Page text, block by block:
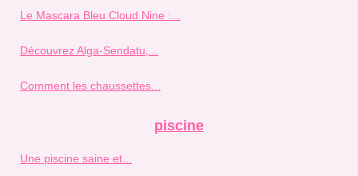
Le Mascara Bleu Cloud Nine :...
Découvrez Alga-Sendatu,...
Comment les chaussettes...
piscine
Une piscine saine et...